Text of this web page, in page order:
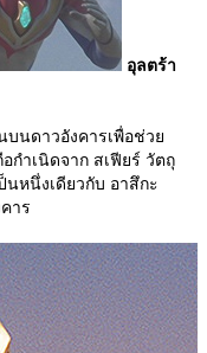
อุลตร้า
นดาวอังคารเพื่อช่วย
กำเนิดจาก สเฟียร์ วัตถุ
นหนึ่งเดียวกับ อาสึกะ
าร